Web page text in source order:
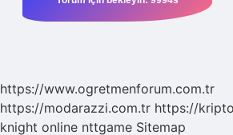
https://www.ogretmenforum.com.tr
https://modarazzi.com.tr https://
knight online nttgame Sitemap